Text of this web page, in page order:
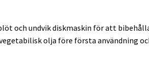
och undvik diskmaskin för att
olja före första användning